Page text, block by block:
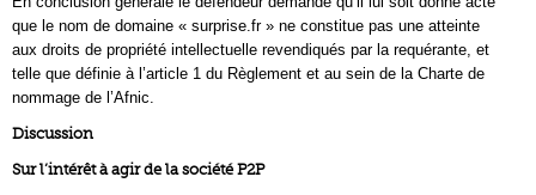
que le nom de domaine « surprise.fr » ne constitue pas une atteinte
aux droits de propriété intellectuelle revendiqués par la requérante, et
telle que définie à l’article 1 du Règlement et au sein de la Charte de
nommage de l’Afnic.
Discussion
Sur l’intérêt à agir de la société P2P